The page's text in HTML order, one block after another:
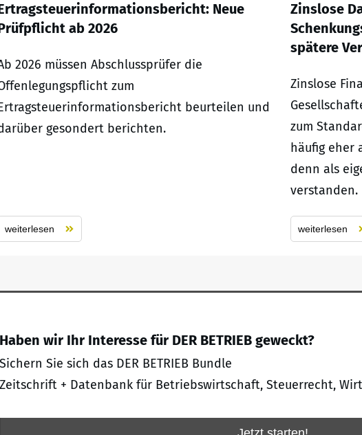
Neue
ab 2026
2026 müssen Abschlussprüfer die
zum
beurteilen und
gesondert berichten.
weiterlesen
Zinslose
spätere
Zinslose
zum
häufig eher
denn als
verstanden.
weiterlesen
Haben wir Ihr Interesse für DER BETRIEB geweckt?
Sichern Sie sich das DER BETRIEB Bundle
Zeitschrift + Datenbank für Betriebswirtschaft, Steuerrecht,